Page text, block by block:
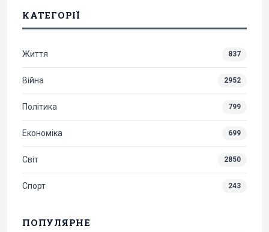
КАТЕГОРІЇ
Життя 837
Війна 2952
Політика 799
Економіка 699
Світ 2850
Спорт 243
ПОПУЛЯРНЕ